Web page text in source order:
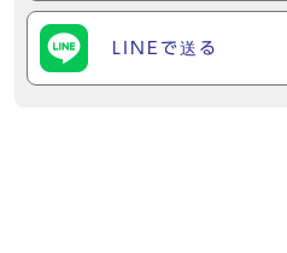
LINEで送る